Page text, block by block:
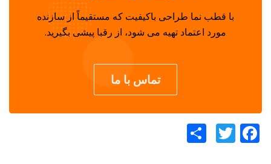
با قطب نما طراحی باکیفیت که مستقیماً از سازنده
مورد اعتماد تهیه می شود، از رقبا پیشی بگیرید.
تماس با ما
Facebook
Twitter